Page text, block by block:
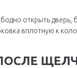
открыть дверь,
вплотную к